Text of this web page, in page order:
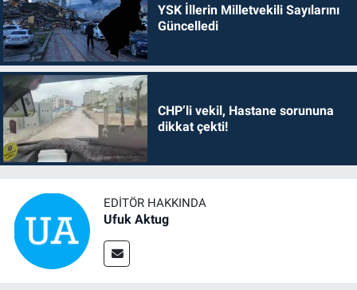
YSK İllerin Milletvekili Sayılarını
Güncelledi
CHP’li vekil, Hastane sorununa
dikkat çekti!
EDITÖR HAKKINDA
Ufuk Aktug